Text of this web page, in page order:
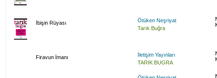
İbişin Rüyası
Ötüken Neşriyat
Tarık Buğra
Firavun İmanı
İletişim Yayınları
TARIK BUGRA